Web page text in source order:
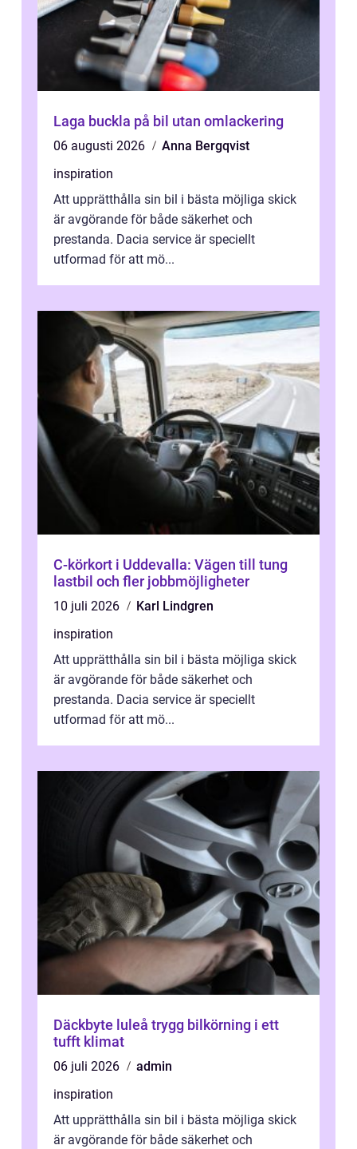
Laga buckla på bil utan omlackering
06 augusti 2026
Anna Bergqvist
inspiration
Att upprätthålla sin bil i bästa möjliga skick
är avgörande för både säkerhet och
prestanda. Dacia service är speciellt
utformad för att mö...
C-körkort i Uddevalla: Vägen till tung
lastbil och fler jobbmöjligheter
10 juli 2026
Karl Lindgren
inspiration
Att upprätthålla sin bil i bästa möjliga skick
är avgörande för både säkerhet och
prestanda. Dacia service är speciellt
utformad för att mö...
Däckbyte luleå trygg bilkörning i ett
tufft klimat
06 juli 2026
admin
inspiration
Att upprätthålla sin bil i bästa möjliga skick
är avgörande för både säkerhet och